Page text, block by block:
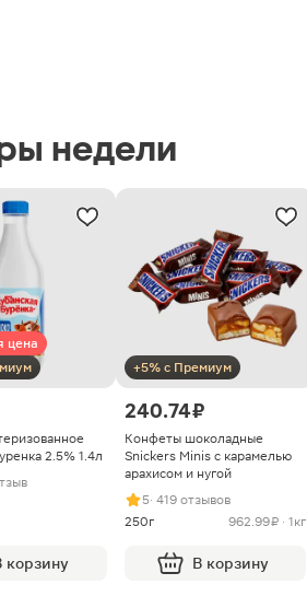
недели
цена
2.5% 1.4л
корзину
+5% с Премиум
240.74 ₽
Конфеты шоколадные
Snickers Minis с карамелью
арахисом и нугой
5· 419 отзывов
250г
962.99 ₽ · 1кг
В корзину